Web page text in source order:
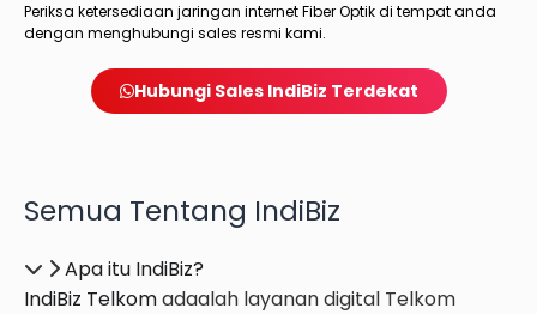
Periksa ketersediaan jaringan internet Fiber Optik di tempat anda
dengan menghubungi sales resmi kami.
Hubungi Sales IndiBiz Terdekat
Semua Tentang IndiBiz
Apa itu IndiBiz?
IndiBiz Telkomadaalah layanan digital Telkom